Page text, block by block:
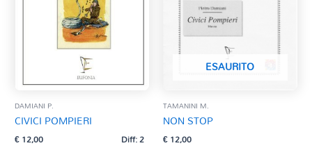
DAMIANI P.
CIVICI POMPIERI
€12,00 Diff: 2
ESAURITO
TAMANINI M.
NON STOP
€12,00